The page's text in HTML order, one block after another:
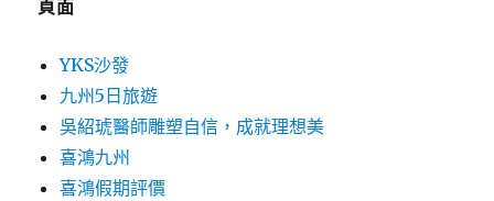
頁面
YKS沙發
九州5日旅遊
吳紹琥醫師雕塑自信，成就理想美
喜鴻九州
喜鴻假期評價